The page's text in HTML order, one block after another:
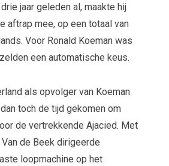
jaar geleden al, maakte hij
aftrap mee, op een totaal van
Voor Ronald Koeman was
een automatische keus.
als opvolger van Koeman
toch de tijd gekomen om
de vertrekkende Ajacied. Met
de Beek dirigeerde
loopmachine op het